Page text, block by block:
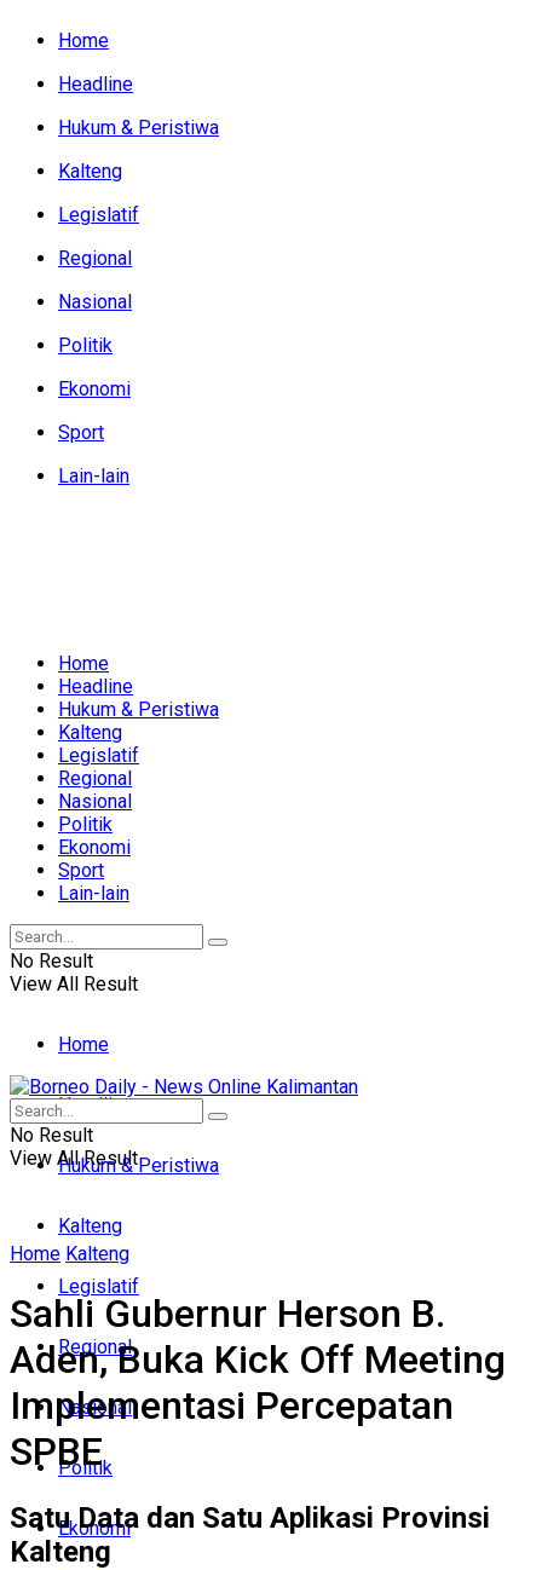
Home
Headline
Hukum & Peristiwa
Kalteng
Legislatif
Regional
Nasional
Politik
Ekonomi
Sport
Lain-lain
Home
Headline
Hukum & Peristiwa
Kalteng
Legislatif
Regional
Nasional
Politik
Ekonomi
Sport
Lain-lain
No Result
View All Result
Home
Headline
Hukum & Peristiwa
Kalteng
Legislatif
Regional
Nasional
Politik
Ekonomi
No Result
View All Result
Home Kalteng
Sahli Gubernur Herson B.
Aden, Buka Kick Off Meeting
Implementasi Percepatan
SPBE
Satu Data dan Satu Aplikasi Provinsi
Kalteng